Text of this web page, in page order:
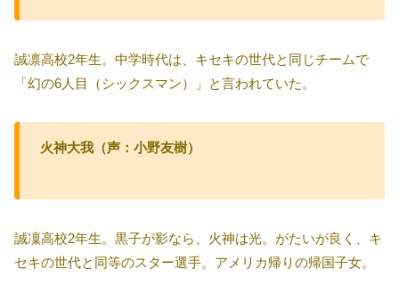
誠凛高校2年生。中学時代は、キセキの世代と同じチームで
「幻の6人目（シックスマン）」と言われていた。
火神大我（声：小野友樹）
誠凜高校2年生。黒子が影なら、火神は光。がたいが良く、キ
セキの世代と同等のスター選手。アメリカ帰りの帰国子女。